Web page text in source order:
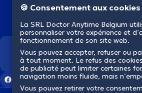
Mons
🍪 Consentement aux cookies
La SRL Doctor Anytime Belgium
personnaliser votre expérience et
fonctionnement de son site web.
Vous pouvez accepter, refuser ou
à tout moment. Le refus des
de publicité peut limiter certaines
navigation moins fluide, mais
Vous pouvez retirer votre